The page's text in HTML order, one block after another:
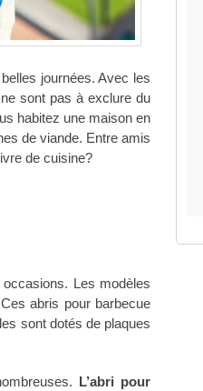
journées. Avec les
sont pas à exclure du
habitez une maison en
de viande. Entre amis
de cuisine?
Les modèles
abris pour barbecue
sont dotés de plaques
L’abri pour